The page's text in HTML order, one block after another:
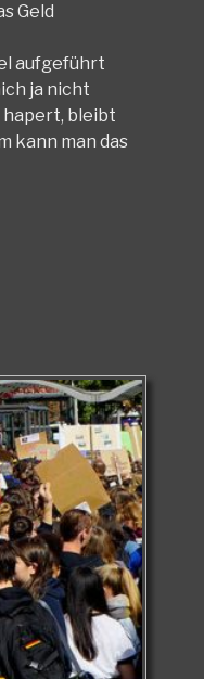
Geld
aufgeführt
ja nicht
hapert, bleibt
kann man das